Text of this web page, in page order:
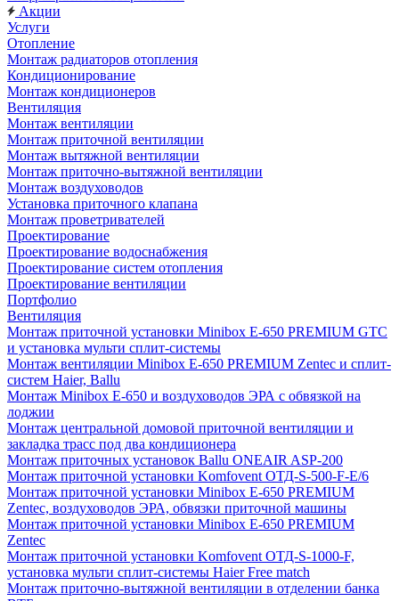
Акции
Услуги
Отопление
Монтаж радиаторов отопления
Кондиционирование
Монтаж кондиционеров
Вентиляция
Монтаж вентиляции
Монтаж приточной вентиляции
Монтаж вытяжной вентиляции
Монтаж приточно-вытяжной вентиляции
Монтаж воздуховодов
Установка приточного клапана
Монтаж проветривателей
Проектирование
Проектирование водоснабжения
Проектирование систем отопления
Проектирование вентиляции
Портфолио
Вентиляция
Монтаж приточной установки Minibox E-650 PREMIUM GTC
и установка мульти сплит-системы
Монтаж вентиляции Minibox E-650 PREMIUM Zentec и сплит-
систем Haier, Ballu
Монтаж Minibox E-650 и воздуховодов ЭРА с обвязкой на
лоджии
Монтаж центральной домовой приточной вентиляции и
закладка трасс под два кондиционера
Монтаж приточных установок Ballu ONEAIR ASP-200
Монтаж приточной установки Komfovent ОТД-S-500-F-E/6
Монтаж приточной установки Minibox E-650 PREMIUM
Zentec, воздуховодов ЭРА, обвязки приточной машины
Монтаж приточной установки Minibox E-650 PREMIUM
Zentec
Монтаж приточной установки Komfovent ОТД-S-1000-F,
установка мульти сплит-системы Haier Free match
Монтаж приточно-вытяжной вентиляции в отделении банка